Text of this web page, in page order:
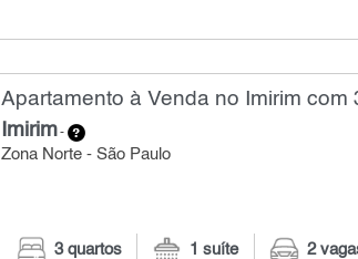
Apartamento à Venda no Imirim com
Imirim-
Zona Norte - São Paulo
3 quartos 1 suíte 2